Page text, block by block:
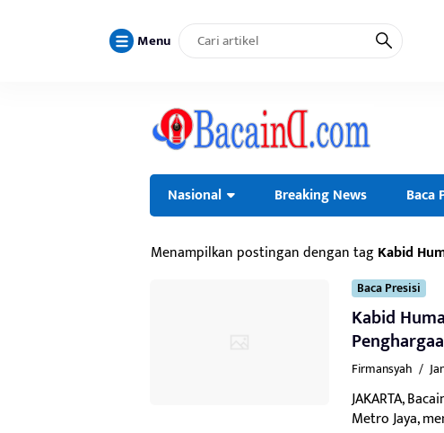
Menu
Nasional Breaking News Baca
Menampilkan postingan dengan tagKabid
Baca Presisi
Kabid
Firmansyah /
JAKARTA,
Metro Jaya,